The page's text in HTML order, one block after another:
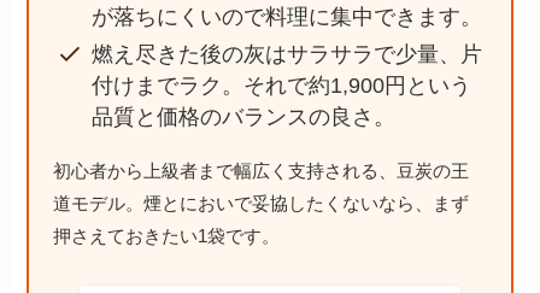
が落ちにくいので料理に集中できます。
燃え尽きた後の灰はサラサラで少量、片
付けまでラク。それで約1,900円という
品質と価格のバランスの良さ。
初心者から上級者まで幅広く支持される、豆炭の王
道モデル。煙とにおいで妥協したくないなら、まず
押さえておきたい1袋です。